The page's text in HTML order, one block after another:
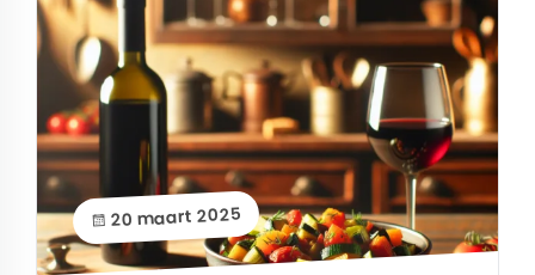
20 maart 2025